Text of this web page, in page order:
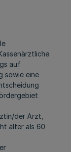
auf
sowie eine
der Arzt,
älter als 60